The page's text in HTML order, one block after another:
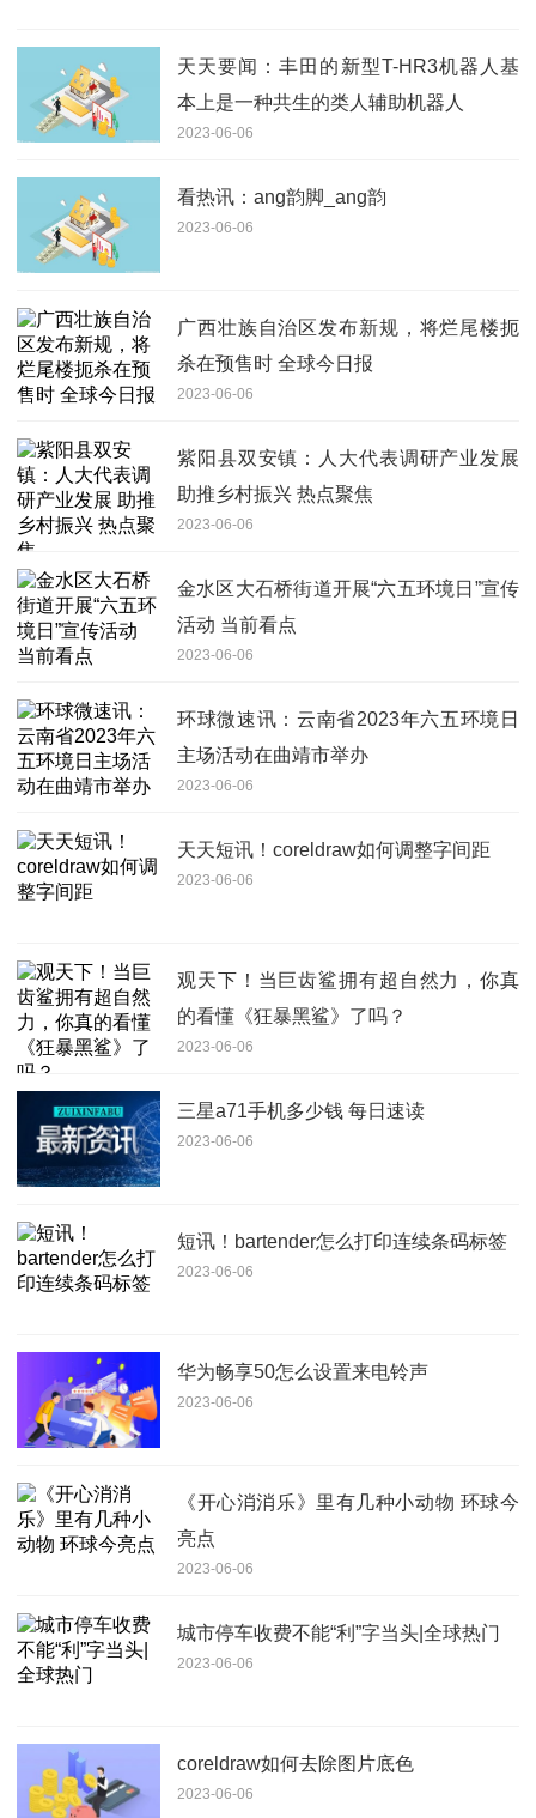
天天要闻：丰田的新型T-HR3机器人基
本上是一种共生的类人辅助机器人
2023-06-06
看热讯：ang韵脚_ang韵
2023-06-06
广西壮族自治区发布新规，将烂尾楼扼
杀在预售时 全球今日报
2023-06-06
紫阳县双安镇：人大代表调研产业发展
助推乡村振兴 热点聚焦
2023-06-06
金水区大石桥街道开展“六五环境日”宣传
活动 当前看点
2023-06-06
环球微速讯：云南省2023年六五环境日
主场活动在曲靖市举办
2023-06-06
天天短讯！coreldraw如何调整字间距
2023-06-06
观天下！当巨齿鲨拥有超自然力，你真
的看懂《狂暴黑鲨》了吗？
2023-06-06
三星a71手机多少钱 每日速读
2023-06-06
短讯！bartender怎么打印连续条码标签
2023-06-06
华为畅享50怎么设置来电铃声
2023-06-06
《开心消消乐》里有几种小动物 环球今
亮点
2023-06-06
城市停车收费不能“利”字当头|全球热门
2023-06-06
coreldraw如何去除图片底色
2023-06-06